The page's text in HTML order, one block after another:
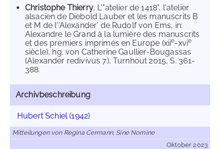
Christophe Thierry, L'"atelier de 1418", l'atelier
alsacien de Diebold Lauber et les manuscrits B
et M de l''Alexander' de Rudolf von Ems, in:
Alexandre le Grand à la lumière des manuscrits
et des premiers imprimés en Europe (xiie-xvie
siècle), hg. von Catherine Gaullier-Bougassas
(Alexander redivivus 7), Turnhout 2015, S. 361-
388.
Archivbeschreibung
Hubert Schiel (1942)
Mitteilungen von Regina Cermann, Sine Nomine
Oktober 2023